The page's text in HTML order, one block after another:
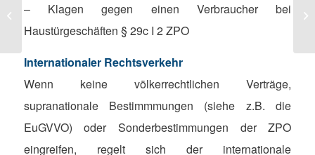
– Klagen gegen einen Verbraucher bei
Haustürgeschäften § 29c I 2 ZPO
Internationaler Rechtsverkehr
Wenn keine völkerrechtlichen Verträge,
supranationale Bestimmmungen (siehe z.B. die
EuGVVO) oder Sonderbestimmungen der ZPO
eingreifen, regelt sich der internationale
Gerichtskosten